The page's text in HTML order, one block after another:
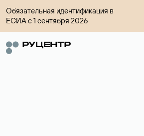
Обязательная идентификация в
ЕСИА с 1 сентября 2026